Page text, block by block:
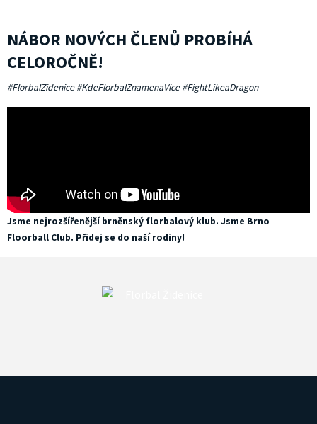
NÁBOR NOVÝCH ČLENŮ PROBÍHÁ
CELOROČNĚ!
#FlorbalZidenice #KdeFlorbalZnamenaVice #FightLikeaDragon
Jsme nejrozšířenější brněnský florbalový klub. Jsme Brno
Floorball Club. Přidej se do naší rodiny!